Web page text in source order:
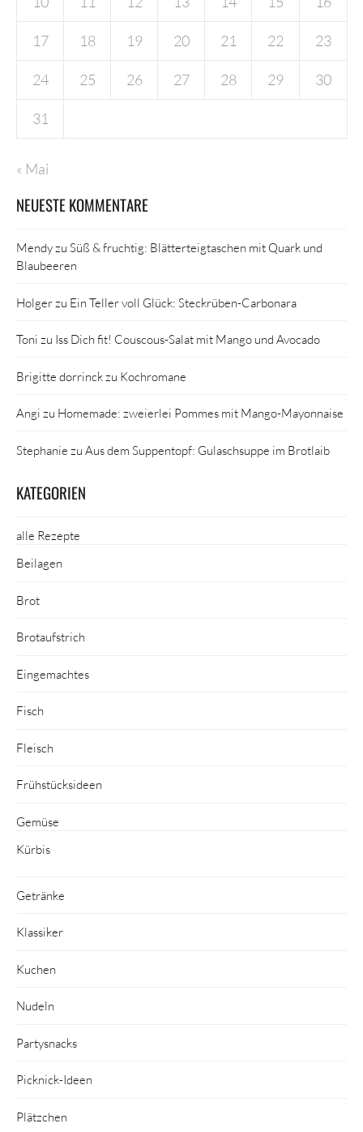
17 18 19 20 21 22 23
24 25 26 27 28 29 30
31
« Mai
NEUESTE KOMMENTARE
Mendyzu Süß & fruchtig: Blätterteigtaschen mit Quark und
Blaubeeren
Holgerzu Ein Teller voll Glück: Steckrüben-Carbonara
Toni zu Iss Dich fit! Couscous-Salat mit Mango und Avocado
Brigitte dorrinckzu Kochromane
Angi zu Homemade: zweierlei Pommes mit Mango-Mayonnaise
Stephanie zu Aus dem Suppentopf: Gulaschsuppe im Brotlaib
KATEGORIEN
alle Rezepte
Beilagen
Brot
Brotaufstrich
Eingemachtes
Fisch
Fleisch
Frühstücksideen
Gemüse
Kürbis
Getränke
Klassiker
Kuchen
Nudeln
Partysnacks
Picknick-Ideen
Plätzchen